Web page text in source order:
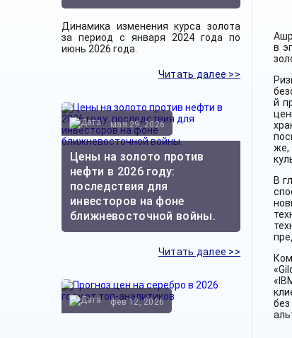
Динамика изменения курса золота
за период с января 2024 года по
июнь 2026 года.
Читать далее >>
Цены на золото против
нефти в 2026 году:
последствия для
инвесторов на фоне
ближневосточной войны.
мая 29, 2026
Читать далее >>
фев 12, 2026
в
й
же,
В